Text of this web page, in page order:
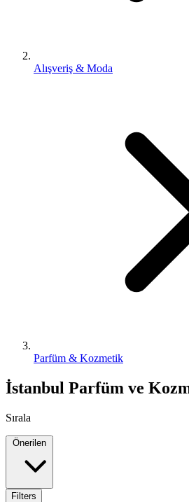
Alışveriş & Moda
Parfüm & Kozmetik
İstanbul Parfüm ve
Sırala
Filters